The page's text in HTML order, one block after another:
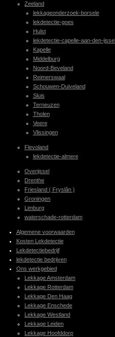
Zeeland
lekkageonderzoek-borsele
lekdetectie-goes
Hulst
lekdetectie-capelle-aan-den-ijssel
Kapelle
Middelburg
Noord-Beveland
Reimerswaal
Schouwen-Duiveland
Sluis
Terneuzen
Tholen
Veere
Vlissingen
Flevoland
lekdetectie-almere
Overijssel
Drenthe
Friesland ( Fryslân )
Groningen
Limburg
waterschade-rotterdam
Algemene voorwaarden
Kosten Lekdetectie
Lekdetectiebedrijf
lekdetectie bedrijven
Ons werkgebied
Lekkage Amsterdam
Lekkage Rotterdam
Lekkage Den Haag
Lekkage Enschede
Lekkage Westland
Lekkage Leiden
Lekkage Hoofddorp